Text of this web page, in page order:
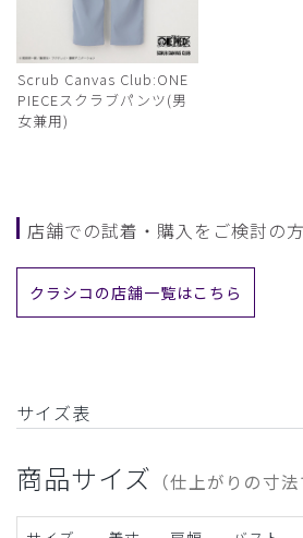
Scrub Canvas Club:ONE
PIECEスクラブパンツ(男
女兼用)
店舗での試着・購入をご検討の
クラシコの店舗一覧はこちら
サイズ表
商品サイズ （仕上がりの寸法